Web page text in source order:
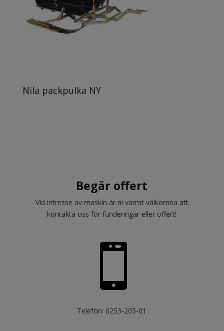
Nila packpulka NY
Begär offert
Vid intresse av maskin är ni varmt välkomna att
kontakta oss för funderingar eller offert!

Telefon: 0253-205-01